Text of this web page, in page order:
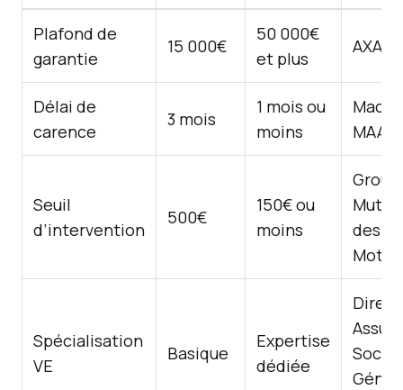
Plafond de
garantie
15 000€
50 000€
et plus
AXA,
Délai de
carence
3 mois
1 mois ou
moins
Macif,
MAAF
Seuil
d’intervention
500€
150€ ou
moins
des
Spécialisation
VE
Basique
Expertise
dédiée
Direct